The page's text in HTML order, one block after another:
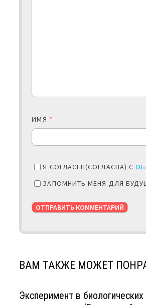
ИМЯ *
Я СОГЛАСЕН(СОГЛАСНА) С
ЗАПОМНИТЬ МЕНЯ ДЛЯ
ВАМ ТАКЖЕ МОЖЕТ
Эксперимент в биологических